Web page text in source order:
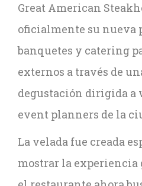
Great American
oficialmente su nueva
banquetes y catering
externos a través de
degustación dirigida a
event planners de la
La velada fue creada
mostrar la experiencia